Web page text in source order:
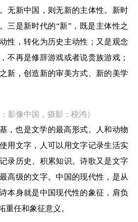
无新中国，则无新的主体性。新时
三是新时代的“新”，既是主体性之
性，转化为历史主动性；又是观念
不再是修辞游戏或者说贵族游戏；
新，创造新的审美方式、新的美学
影像中国，摄影：税鸿）
，也是文学的最高形式。人和动物
用文字，人可以用文字记录生活实
录历史、积累知识。诗歌又是文字
高级的文字。中国的现代性，是从
本身就是中国现代性的象征，肩负
重任和象征意义。